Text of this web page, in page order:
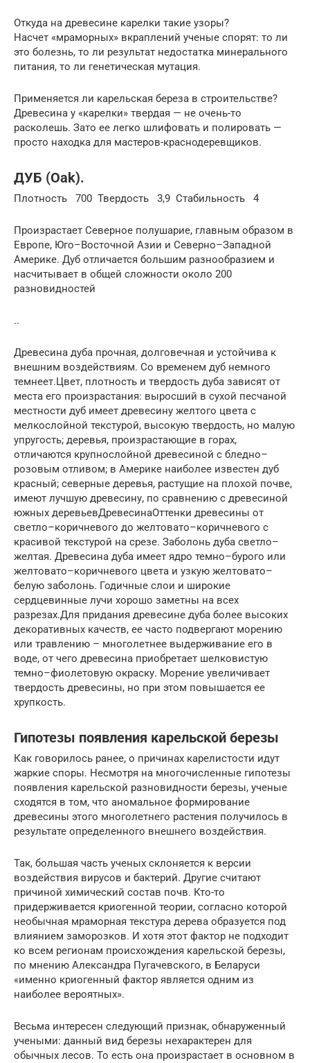
Откуда на древесине карелки такие узоры?
Насчет «мраморных» вкраплений ученые спорят: то ли
это болезнь, то ли результат недостатка минерального
питания, то ли генетическая мутация.
Применяется ли карельская береза в строительстве?
Древесина у «карелки» твердая — не очень-то
расколешь. Зато ее легко шлифовать и полировать —
просто находка для мастеров-краснодеревщиков.
ДУБ (Oak).
Плотность 700 Твердость 3,9 Стабильность 4
Произрастает Северное полушарие, главным образом в
Европе, Юго–Восточной Азии и Северно–Западной
Америке. Дуб отличается большим разнообразием и
насчитывает в общей сложности около 200
разновидностей
..
Древесина дуба прочная, долговечная и устойчива к
внешним воздействиям. Со временем дуб немного
темнеет.Цвет, плотность и твердость дуба зависят от
места его произрастания: выросший в сухой песчаной
местности дуб имеет древесину желтого цвета с
мелкослойной текстурой, высокую твердость, но малую
упругость; деревья, произрастающие в горах,
отличаются крупнослойной древесиной с бледно–
розовым отливом; в Америке наиболее известен дуб
красный; северные деревья, растущие на плохой почве,
имеют лучшую древесину, по сравнению с древесиной
южных деревьевДревесинаОттенки древесины от
светло–коричневого до желтовато–коричневого с
красивой текстурой на срезе. Заболонь дуба светло–
желтая. Древесина дуба имеет ядро темно–бурого или
желтовато–коричневого цвета и узкую желтовато–
белую заболонь. Годичные слои и широкие
сердцевинные лучи хорошо заметны на всех
разрезах.Для придания древесине дуба более высоких
декоративных качеств, ее часто подвергают морению
или травлению – многолетнее выдерживание его в
воде, от чего древесина приобретает шелковистую
темно–фиолетовую окраску. Морение увеличивает
твердость древесины, но при этом повышается ее
хрупкость.
Гипотезы появления карельской березы
Как говорилось ранее, о причинах карелистости идут
жаркие споры. Несмотря на многочисленные гипотезы
появления карельской разновидности березы, ученые
сходятся в том, что аномальное формирование
древесины этого многолетнего растения получилось в
результате определенного внешнего воздействия.
Так, большая часть ученых склоняется к версии
воздействия вирусов и бактерий. Другие считают
причиной химический состав почв. Кто-то
придерживается криогенной теории, согласно которой
необычная мраморная текстура дерева образуется под
влиянием заморозков. И хотя этот фактор не подходит
ко всем регионам происхождения карельской березы,
по мнению Александра Пугачевского, в Беларуси
«именно криогенный фактор является одним из
наиболее вероятных».
Весьма интересен следующий признак, обнаруженный
учеными: данный вид березы нехарактерен для
обычных лесов. То есть она произрастает в основном в